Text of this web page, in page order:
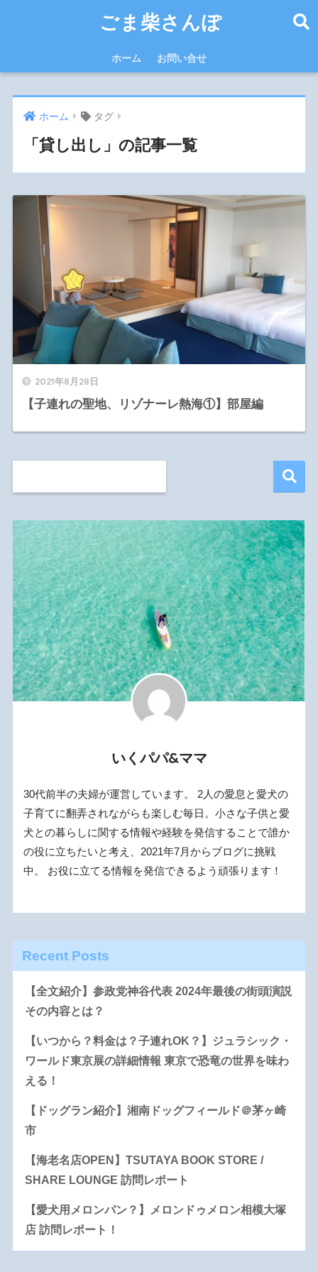
ごま柴さんぽ
ホーム お問い合せ
ホーム タグ
「貸し出し」の記事一覧
2021年8月28日
【子連れの聖地、リゾナーレ熱海①】部屋編
いくパパ&ママ
30代前半の夫婦が運営しています。 2人の愛息と愛犬の
子育てに翻弄されながらも楽しむ毎日。小さな子供と愛
犬との暮らしに関する情報や経験を発信することで誰か
の役に立ちたいと考え、2021年7月からブログに挑戦
中。 お役に立てる情報を発信できるよう頑張ります！
Recent Posts
【全文紹介】参政党神谷代表 2024年最後の街頭演説
その内容とは？
【いつから？料金は？子連れOK？】ジュラシック・
ワールド東京展の詳細情報 東京で恐竜の世界を味わ
える！
【ドッグラン紹介】湘南ドッグフィールド＠茅ヶ崎
市
【海老名店OPEN】TSUTAYA BOOK STORE /
SHARE LOUNGE 訪問レポート
【愛犬用メロンパン？】メロンドゥメロン相模大塚
店 訪問レポート！